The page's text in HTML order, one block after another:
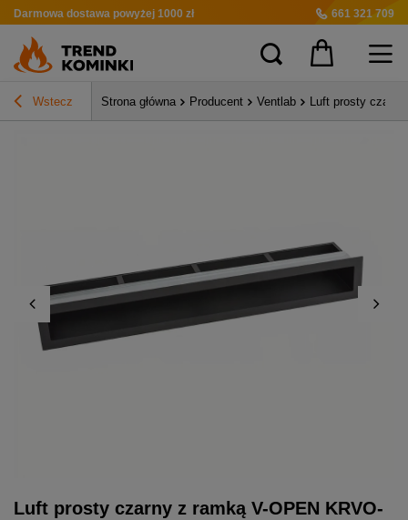
Darmowa dostawa powyżej 1000 zł 661 321 709
Wstecz Strona główna Producent Ventlab Luft prosty
Luft prosty czarny z ramką V-OPEN KRVO-